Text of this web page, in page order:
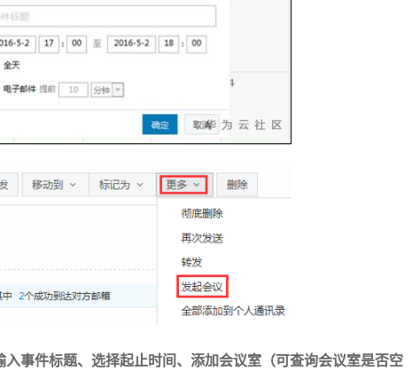
入事件标题、选择起止时间、添加会议室（可查询会议室是否空